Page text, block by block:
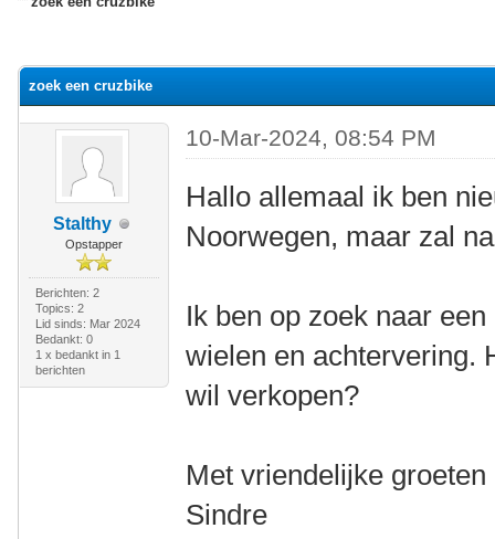
zoek een cruzbike
Stalthy
Opstapper
Berichten: 2
Topics: 2
Lid sinds: Mar 2024
Bedankt: 0
1 x bedankt in 1
berichten
10-Mar-2024, 08:54 PM
Hallo allemaal ik ben
Noorwegen, maar zal
Ik ben op zoek naar
wielen en achtervering.
wil verkopen?
Met vriendelijke groeten
Sindre